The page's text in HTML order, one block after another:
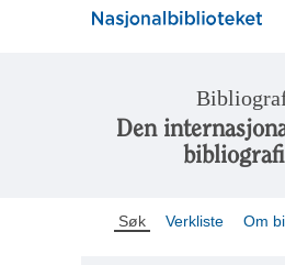
Den
Søk Verkliste Om